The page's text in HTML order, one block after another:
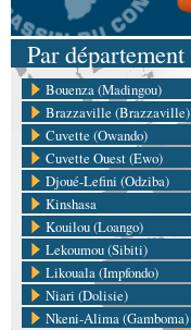
Par département
Bouenza (Madingou)
Brazzaville (Brazzaville)
Cuvette (Owando)
Cuvette Ouest (Ewo)
Djoué-Lefini (Odziba)
Kinshasa
Kouilou (Loango)
Lekoumou (Sibiti)
Likouala (Impfondo)
Niari (Dolisie)
Nkeni-Alima (Gamboma)